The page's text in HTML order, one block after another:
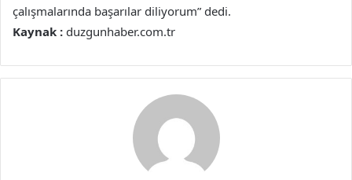
çalışmalarında başarılar diliyorum” dedi.
Kaynak : duzgunhaber.com.tr